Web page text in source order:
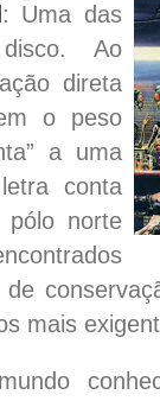
: Uma das
Ao
direta
o peso
a uma
conta
pólo norte
mais